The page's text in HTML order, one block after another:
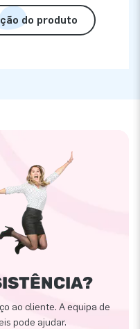
do produto
ao cliente. A equipa de
pode ajudar.